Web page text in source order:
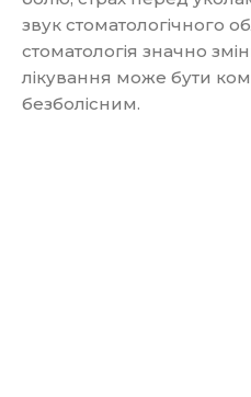
звук стоматологічного
стоматологія значно
лікування може бути
безболісним.